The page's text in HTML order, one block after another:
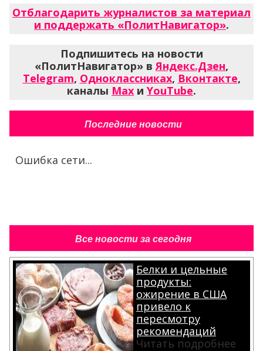
Отблагодарить журналистов за материал
и поддержать «ПолитНавигатор».
Подпишитесь на новости
«ПолитНавигатор» вЯндекс.Дзен,
Telegram, Одноклассниках, Вконтакте,
каналы Max и YouTube.
Последние новости
Ошибка сети...
Все новости за сегодня
Белки и цельные
продукты:
ожирение в США
привело к
пересмотру
рекомендаций
Читать подробнее